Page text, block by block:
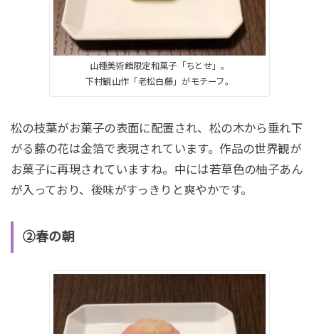
山種美術館限定和菓子「ちとせ」。
下村観山作「老松白藤」がモチーフ。
松の枝葉がお菓子の表面に配置され、松の木から垂れ下
がる藤の花は金箔で表現されています。作品の世界観が
お菓子に再現されていますね。中には若草色の柚子あん
が入っており、後味がすっきりと爽やかです。
②春の朝